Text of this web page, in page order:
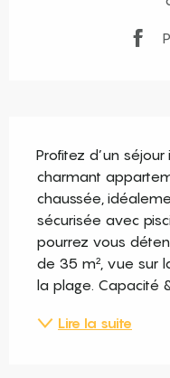
Profitez d’un
charmant
chaussée,
sécurisée avec
pourrez vous
de 35 m², vue sur
la plage. Capacité
Lire la suite